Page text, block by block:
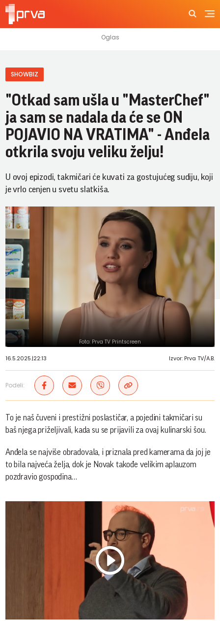
SHOWBIZ
"Otkad sam ušla u "MasterChef"
ja sam se nadala da će se ON
POJAVIO NA VRATIMA" - Anđela
otkrila svoju veliku želju!
U ovoj epizodi, takmičari će kuvati za gostujućeg sudiju, koji
je vrlo cenjen u svetu slatkiša.
Foto: Prva TV Printscreen
16.5.2025.|22:13 Izvor: Prva TV/A.B.
Podeli:
To je naš čuveni i prestižni poslastičar, a pojedini takmičari su
baš njega priželjivali, kada su se prijavili za ovaj kulinarski šou.
Anđela se najviše obradovala, i priznala pred kamerama da joj je
to bila najveća želja, dok je Novak takođe velikim aplauzom
pozdravio gospodina…
Play